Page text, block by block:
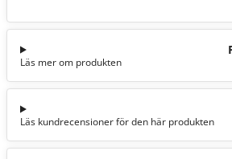
Läs mer om produkten
Läs kundrecensioner för den här produkten